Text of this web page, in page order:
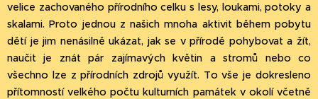
velice zachovaného přírodního celku s lesy, loukami, potoky a
skalami. Proto jednou z našich mnoha aktivit během pobytu
dětí je jim nenásilně ukázat, jak se v přírodě pohybovat a žít,
naučit je znát pár zajímavých květin a stromů nebo co
všechno lze z přírodních zdrojů využít. To vše je dokresleno
přítomností velkého počtu kulturních památek v okolí včetně